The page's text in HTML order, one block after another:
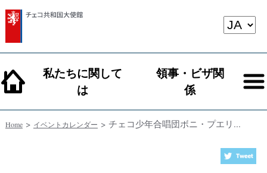
私たちに関して
は
領事・ビザ関
係
Home> イベントカレンダー > チェコ少年合唱団ボニ・プエリ...